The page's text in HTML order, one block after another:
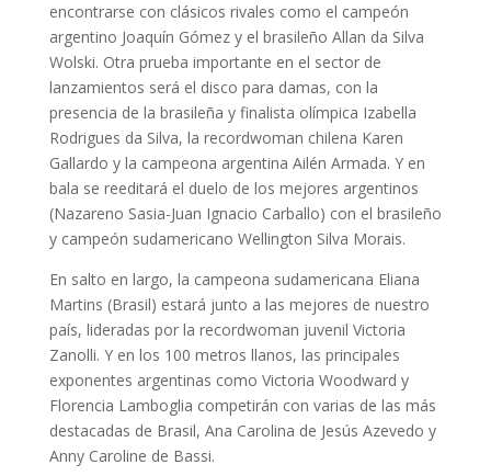
encontrarse con clásicos rivales como el campeón
argentino Joaquín Gómez y el brasileño Allan da Silva
Wolski. Otra prueba importante en el sector de
lanzamientos será el disco para damas, con la
presencia de la brasileña y finalista olímpica Izabella
Rodrigues da Silva, la recordwoman chilena Karen
Gallardo y la campeona argentina Ailén Armada. Y en
bala se reeditará el duelo de los mejores argentinos
(Nazareno Sasia-Juan Ignacio Carballo) con el brasileño
y campeón sudamericano Wellington Silva Morais.
En salto en largo, la campeona sudamericana Eliana
Martins (Brasil) estará junto a las mejores de nuestro
país, lideradas por la recordwoman juvenil Victoria
Zanolli. Y en los 100 metros llanos, las principales
exponentes argentinas como Victoria Woodward y
Florencia Lamboglia competirán con varias de las más
destacadas de Brasil, Ana Carolina de Jesús Azevedo y
Anny Caroline de Bassi.